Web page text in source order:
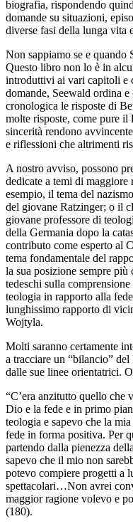
biografia, rispondendo
domande su situazioni,
diverse fasi della lunga vita
Non sappiamo se e
Questo libro non lo è in
introduttivi ai vari capitoli e
domande, Seewald ordina
cronologica le risposte di
molte risposte, come pure il
sincerità rendono
e riflessioni che altrimenti
A nostro avviso, possono
dedicate a temi di maggiore
esempio, il tema del
del giovane Ratzinger; o il
giovane professore di
della Germania dopo la
contributo come esperto al
tema fondamentale del
la sua posizione sempre
tedeschi sulla
teologia in rapporto alla
lunghissimo rapporto di
Wojtyla.
Molti saranno certamente
a tracciare un “bilancio”
dalle sue linee orientatrici.
“C’era anzitutto quello che
Dio e la fede e in primo
teologia e sapevo che la
fede in forma positiva. Per
partendo dalla pienezza
sapevo che il mio non
potevo compiere progetti a
spettacolari…Non avrei
maggior ragione volevo e
(180).